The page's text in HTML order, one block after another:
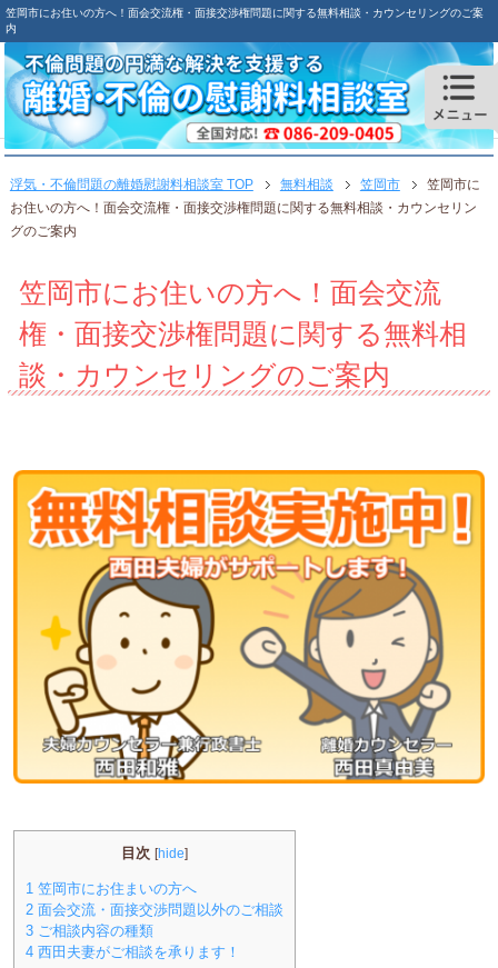
笠岡市にお住いの方へ！面会交流権・面接交渉権問題に関する無料相談・カウンセリングのご案
内
浮気・不倫問題の離婚慰謝料相談室 TOP 無料相談 笠岡市
笠岡市に
お住いの方へ！面会交流権・面接交渉権問題に関する無料相談・カウンセリン
グのご案内
笠岡市にお住いの方へ！面会交流
権・面接交渉権問題に関する無料相
談・カウンセリングのご案内
目次 [hide]
1 笠岡市にお住まいの方へ
2 面会交流・面接交渉問題以外のご相談
3 ご相談内容の種類
4 西田夫妻がご相談を承ります！